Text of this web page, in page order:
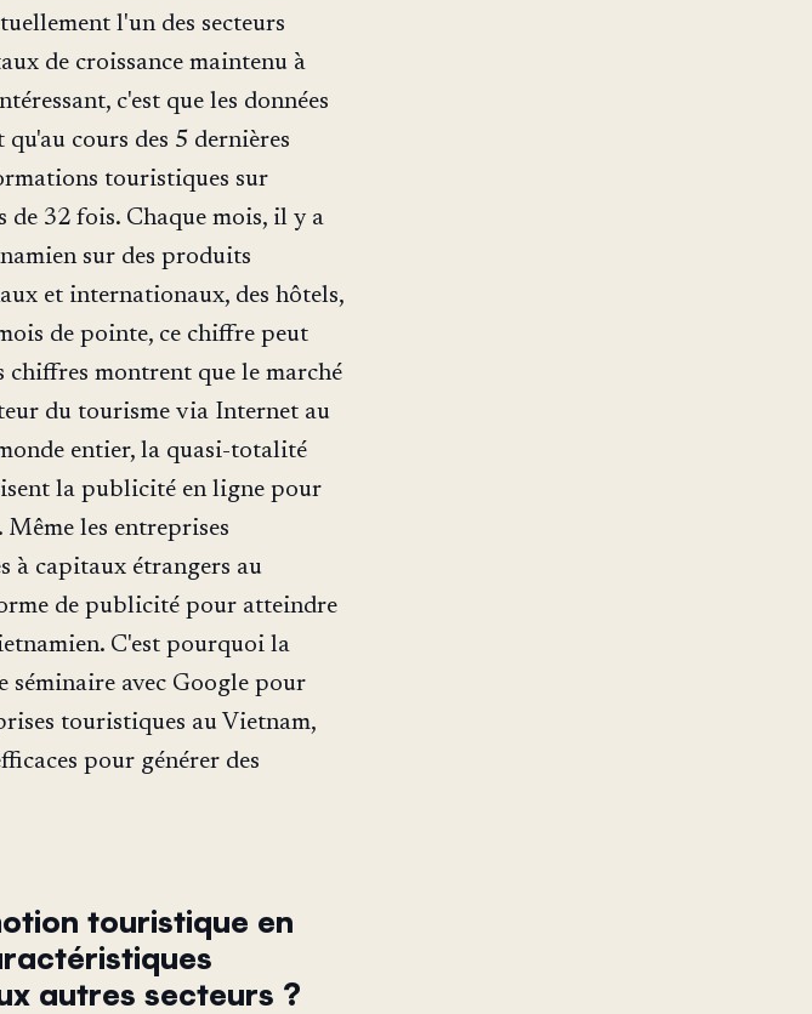
l'un des secteurs
de croissance maintenu à
c'est que les données
cours des 5 dernières
touristiques sur
de 32 fois. Chaque mois, il y a
sur des produits
et internationaux, des hôtels,
de pointe, ce chiffre peut
chiffres montrent que le marché
du tourisme via Internet au
entier, la quasi-totalité
la publicité en ligne pour
les entreprises
à capitaux étrangers au
de publicité pour atteindre
C'est pourquoi la
séminaire avec Google pour
touristiques au Vietnam,
pour générer des
touristique en
autres secteurs ?